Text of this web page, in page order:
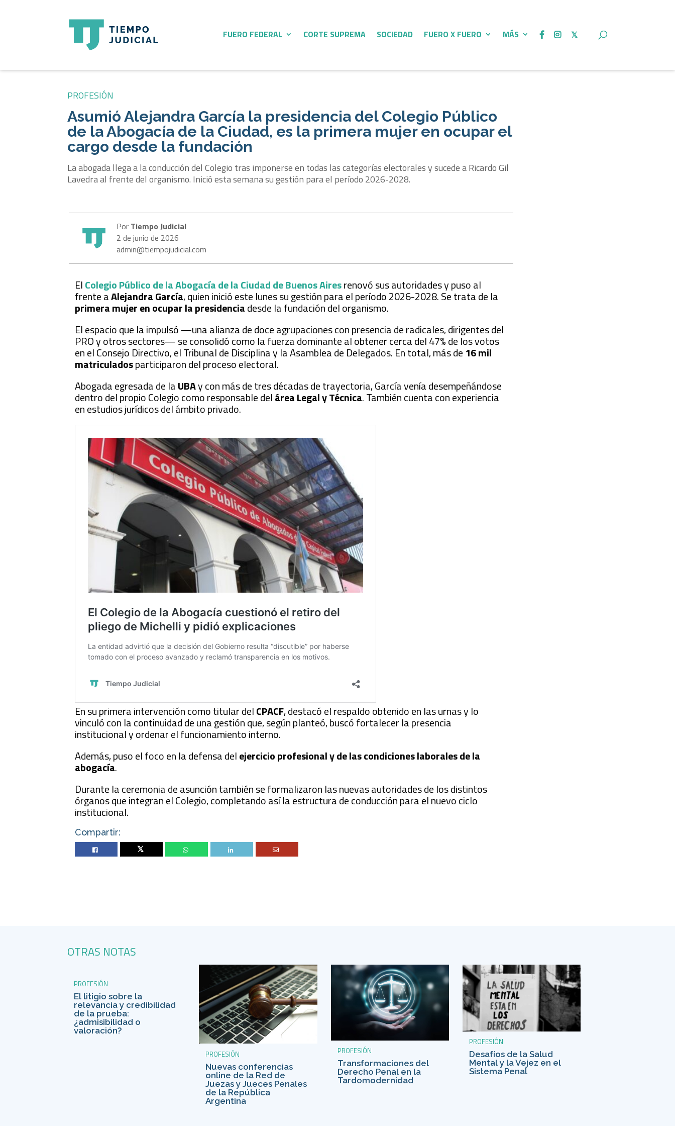
FUERO FEDERAL CORTE SUPREMA SOCIEDAD FUERO X FUERO MÁS
PROFESIÓN
Asumió Alejandra García la presidencia del Colegio Público
de la Abogacía de la Ciudad, es la primera mujer en ocupar el
cargo desde la fundación
La abogada llega a la conducción del Colegio tras imponerse en todas las categorías electorales y sucede a Ricardo Gil
Lavedra al frente del organismo. Inició esta semana su gestión para el período 2026-2028.
Por Tiempo Judicial
2 de junio de 2026
admin@tiempojudicial.com
ElColegio Público de la Abogacía de la Ciudad de Buenos Airesrenovó sus autoridades y puso al
frente aAlejandra García, quien inició este lunes su gestión para el período 2026-2028. Se trata de la
primera mujer en ocupar la presidenciadesde la fundación del organismo.
El espacio que la impulsó —una alianza de doce agrupaciones con presencia de radicales, dirigentes del
PRO y otros sectores— se consolidó como la fuerza dominante al obtener cerca del 47% de los votos
en el Consejo Directivo, el Tribunal de Disciplina y la Asamblea de Delegados. En total, más de 16 mil
matriculadosparticiparon del proceso electoral.
Abogada egresada de laUBAy con más de tres décadas de trayectoria, García venía desempeñándose
dentro del propio Colegio como responsable delárea Legal y Técnica. También cuenta con experiencia
en estudios jurídicos del ámbito privado.
En su primera intervención como titular delCPACF, destacó el respaldo obtenido en las urnas y lo
vinculó con la continuidad de una gestión que, según planteó, buscó fortalecer la presencia
institucional y ordenar el funcionamiento interno.
Además, puso el foco en la defensa delejercicio profesional y de las condiciones laborales de la
abogacía.
Durante la ceremonia de asunción también se formalizaron las nuevas autoridades de los distintos
órganos que integran el Colegio, completando así la estructura de conducción para el nuevo ciclo
institucional.
Compartir:
Twitter
OTRAS NOTAS
PROFESIÓN
El litigio sobre la
relevancia y credibilidad
de la prueba:
¿admisibilidad o
valoración?
PROFESIÓN
Nuevas conferencias
online de la Red de
Juezas y Jueces Penales
de la República
Argentina
PROFESIÓN
Transformaciones del
Derecho Penal en la
Tardomodernidad
PROFESIÓN
Desafíos de la Salud
Mental y la Vejez en el
Sistema Penal